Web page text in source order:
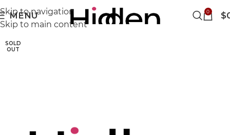
Skip to navigation
Skip to main content
MENU 0 $
SOLD
OUT